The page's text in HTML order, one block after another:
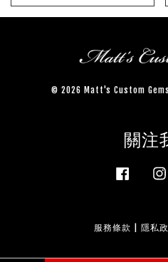
© 2026 Matt's Custom
關注
Facebook
服務條款 隱私